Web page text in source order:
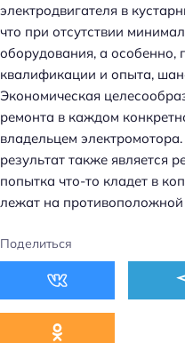
электродвигателя в
что при отсутствии
оборудования, а особенно,
квалификации и опыта,
Экономическая
ремонта в каждом
владельцем
результат также является
попытка что-то кладет в
лежат на противоположной
Поделиться